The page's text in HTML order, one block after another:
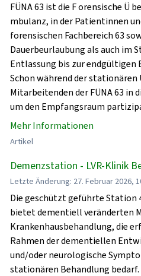
FÜNA 63 ist die F orensische Ü
mbulanz, in der Patientinnen
forensischen Fachbereich 63
Dauerbeurlaubung als auch im
Entlassung bis zur endgültigen
Schon während der
Mitarbeitenden der FÜNA 63 in
um den Empfangsraum
Mehr Informationen
Artikel
Demenzstation - LVR-Klinik
Letzte Änderung: 27. Februar 2026,
Die geschützt geführte Station
bietet dementiell veränderten
Krankenhausbehandlung, die
Rahmen der dementiellen
und/oder neurologische
stationären Behandlung bedarf.